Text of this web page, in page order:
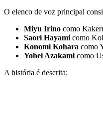
O elenco de voz principal
Miyu Irino como
Saori Hayami como
Konomi Kohara como
Yohei Azakami como
A história é descrita: